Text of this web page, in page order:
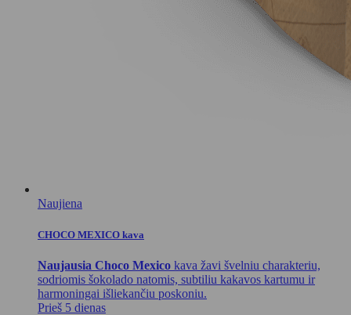
Naujiena
CHOCO MEXICO kava
Naujausia Choco Mexico kava žavi švelniu charakteriu,
sodriomis šokolado natomis, subtiliu kakavos kartumu ir
harmoningai išliekančiu poskoniu.
Prieš 5 dienas